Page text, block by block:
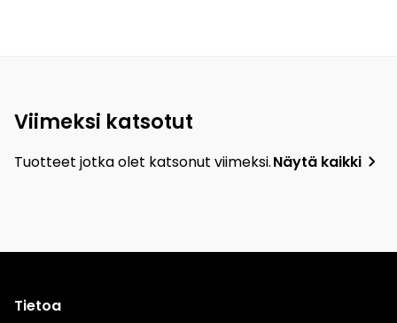
Viimeksi katsotut
Tuotteet jotka olet katsonut viimeksi.Näytä kaikki
Tietoa